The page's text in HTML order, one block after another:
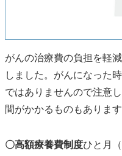
がんの治療費の負担を軽
しました。がんになった
ではありませんので注意
間がかかるものもあります
〇高額療養費制度ひと月